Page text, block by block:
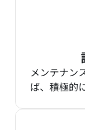
メンテナン
ば、積極的